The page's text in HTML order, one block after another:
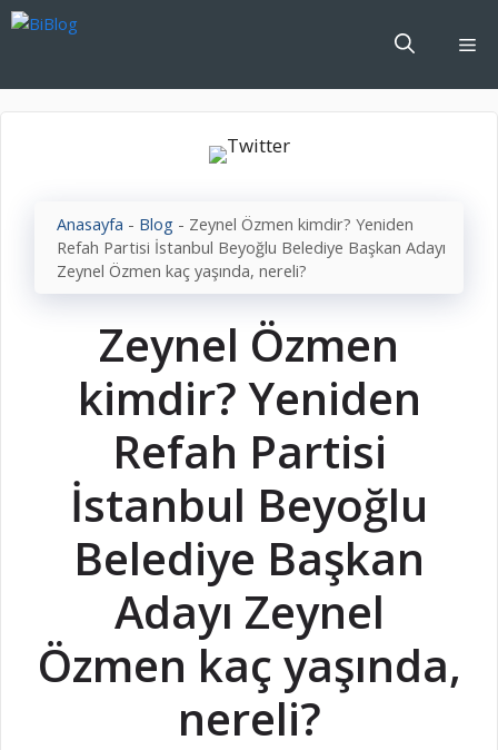
İçeriğe
Anasayfa - Blog - Zeynel Özmen kimdir? Yeniden
Refah Partisi İstanbul Beyoğlu Belediye Başkan Adayı
Zeynel Özmen kaç yaşında, nereli?
Zeynel Özmen
kimdir? Yeniden
Refah Partisi
İstanbul Beyoğlu
Belediye Başkan
Adayı Zeynel
Özmen kaç yaşında,
nereli?